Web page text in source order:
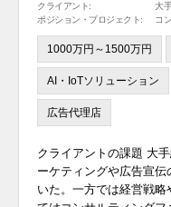
クライアント:
大
ポジション・プロジェクト:
コ
1000万円～1500万円
AI・IoTソリューション
広告代理店
クライアントの課題 大
ーケティングや広告宣
いた。一方では経営戦